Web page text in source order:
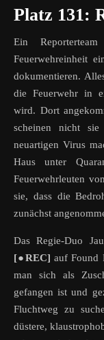
Platz 131:
Ein
Feuerwehreinheit
dokumentieren.
die Feuerwehr in
wird. Dort
scheinen nicht
neuartigen Virus
Haus unter
Feuerwehrleuten
sie, dass die
zunächst
Das Regie-Duo
[●REC] auf Found
man sich als
gefangen ist und
Fluchtweg zu
düstere,